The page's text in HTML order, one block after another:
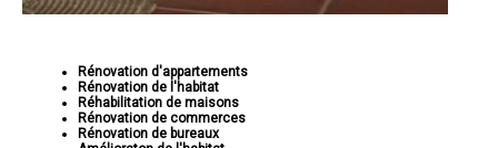
Rénovation d'appartements
Rénovation de l'habitat
Réhabilitation de maisons
Rénovation de commerces
Rénovation de bureaux